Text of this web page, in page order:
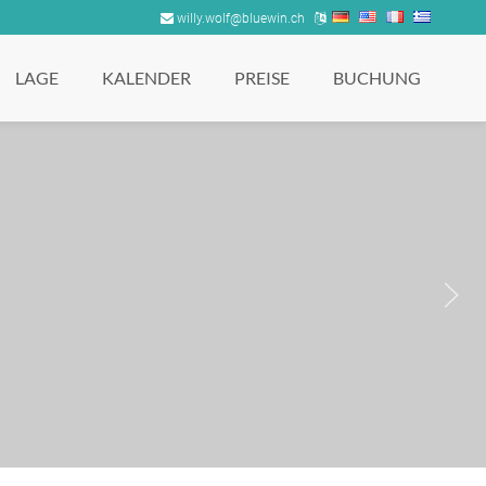
willy.wolf@bluewin.ch
LAGE KALENDER PREISE BUCHUNG